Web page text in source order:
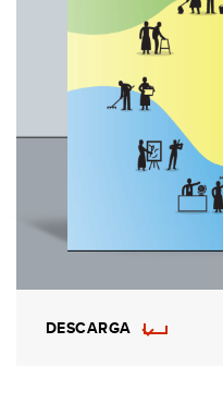
DESCARGA